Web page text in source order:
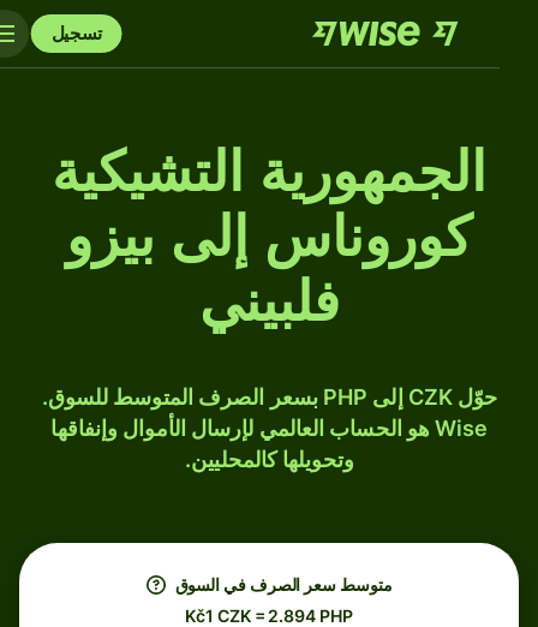
تسجيل
الجمهورية التشيكية
كوروناس إلى بيزو
فلبيني
حوّل CZK إلى PHP بسعر الصرف المتوسط للسوق.
Wise هو الحساب العالمي لإرسال الأموال وإنفاقها
وتحويلها كالمحليين.
متوسط ​​سعر الصرف في السوق
Kč1 CZK = 2.894 PHP